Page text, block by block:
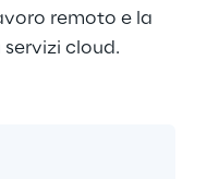
remoto e la
cloud.